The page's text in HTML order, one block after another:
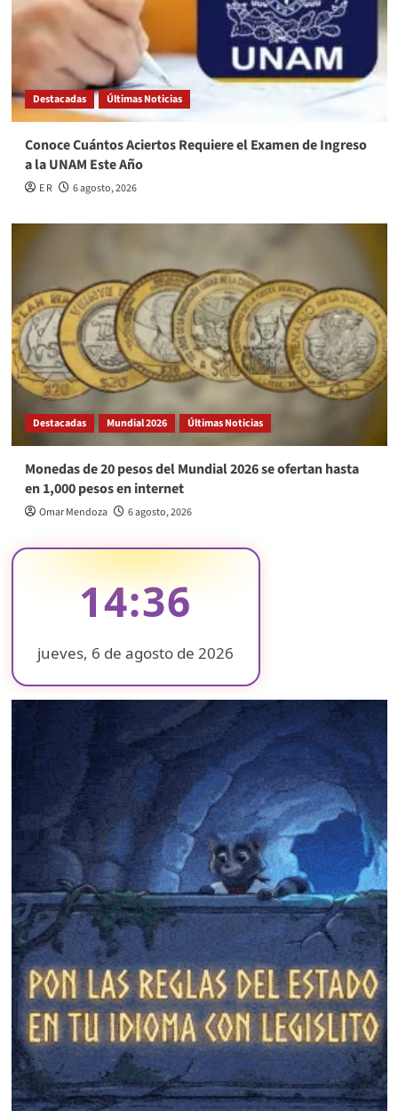
Destacadas Últimas Noticias
Conoce Cuántos Aciertos Requiere el Examen de Ingreso
a la UNAM Este Año
E R 6 agosto, 2026
Destacadas Mundial 2026 Últimas Noticias
Monedas de 20 pesos del Mundial 2026 se ofertan hasta
en 1,000 pesos en internet
Omar Mendoza 6 agosto, 2026
14:36
jueves, 6 de agosto de 2026
❄
❄
❄
❄
❄
❄
❄
❄